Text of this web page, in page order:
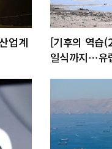
업계
[기후의 역습
일식까지⋯유